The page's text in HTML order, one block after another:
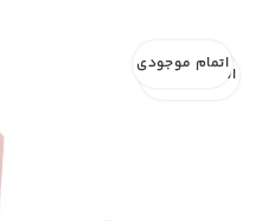
اتمام موجودی
اتمام موجودی